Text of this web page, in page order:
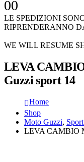
00
LE SPEDIZIONI
RIPRENDERANNO
WE WILL RESUME
LEVA
Guzzi sport 14
Home
Shop
Moto Guzzi,
LEVA CAMBIO